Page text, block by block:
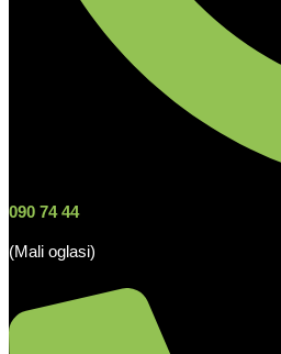
090 74 44
(Mali oglasi)